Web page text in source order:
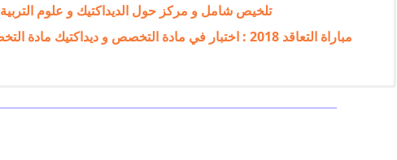
تلخيص شامل و مركز حول الديداكتيك و علوم التربية
مباراة التعاقد 2018 : اختبار في مادة التخصص و ديداكتيك